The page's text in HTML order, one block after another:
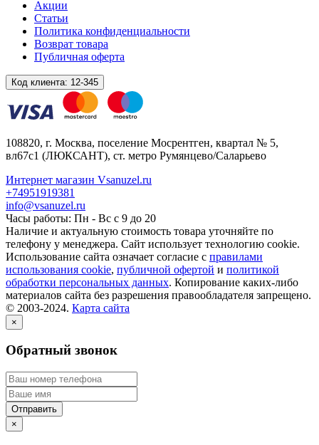
Акции
Статьи
Политика конфиденциальности
Возврат товара
Публичная оферта
Код клиента: 12-345
108820, г. Москва, поселение Мосрентген, квартал № 5,
вл67с1 (ЛЮКСАНТ), ст. метро Румянцево/Саларьево
Интернет магазин Vsanuzel.ru
+74951919381
info@vsanuzel.ru
Часы работы: Пн - Вс с 9 до 20
Наличие и актуальную стоимость товара уточняйте по
телефону у менеджера. Сайт использует технологию cookie.
Использование сайта означает согласие с правилами
использования cookie, публичной офертой и политикой
обработки персональных данных. Копирование каких-либо
материалов сайта без разрешения правообладателя запрещено.
© 2003-2024. Карта сайта
×
Обратный звонок
×